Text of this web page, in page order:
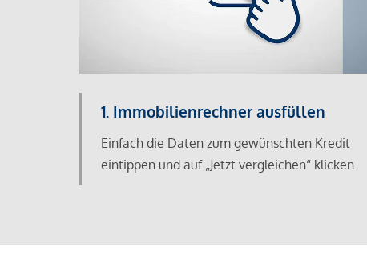
1. Immobilienrechner ausfüllen
Einfach die Daten zum gewünschten Kredit
eintippen und auf „Jetzt vergleichen“ klicken.